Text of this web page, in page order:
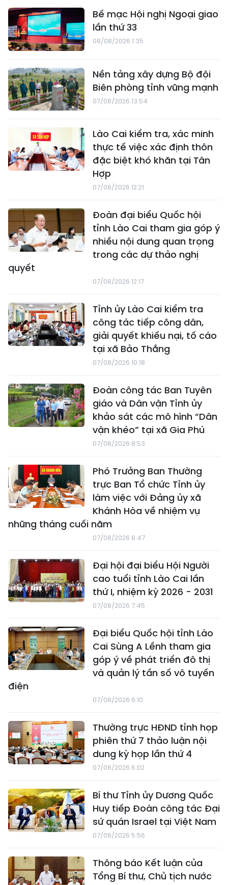
Bế mạc Hội nghị Ngoại giao
lần thứ 33
08/08/2026 1:35
Nền tảng xây dựng Bộ đội
Biên phòng tỉnh vững mạnh
07/08/2026 13:54
Lào Cai kiểm tra, xác minh
thực tế việc xác định thôn
đặc biệt khó khăn tại Tân
Hợp
07/08/2026 12:21
Đoàn đại biểu Quốc hội
tỉnh Lào Cai tham gia góp ý
nhiều nội dung quan trọng
trong các dự thảo nghị
quyết
07/08/2026 12:17
Tỉnh ủy Lào Cai kiểm tra
công tác tiếp công dân,
giải quyết khiếu nại, tố cáo
tại xã Bảo Thắng
07/08/2026 10:18
Đoàn công tác Ban Tuyên
giáo và Dân vận Tỉnh ủy
khảo sát các mô hình “Dân
vận khéo” tại xã Gia Phú
07/08/2026 8:53
Phó Trưởng Ban Thường
trực Ban Tổ chức Tỉnh ủy
làm việc với Đảng ủy xã
Khánh Hòa về nhiệm vụ
những tháng cuối năm
07/08/2026 8:47
Đại hội đại biểu Hội Người
cao tuổi tỉnh Lào Cai lần
thứ I, nhiệm kỳ 2026 - 2031
07/08/2026 7:45
Đại biểu Quốc hội tỉnh Lào
Cai Sùng A Lềnh tham gia
góp ý về phát triển đô thị
và quản lý tần số vô tuyến
điện
07/08/2026 6:10
Thường trực HĐND tỉnh họp
phiên thứ 7 thảo luận nội
dung kỳ họp lần thứ 4
07/08/2026 6:02
Bí thư Tỉnh ủy Dương Quốc
Huy tiếp Đoàn công tác Đại
sứ quán Israel tại Việt Nam
07/08/2026 5:56
Thông báo Kết luận của
Tổng Bí thư, Chủ tịch nước